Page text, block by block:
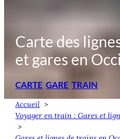
Carte des
et gares en
CARTE GARE TRAIN
Accueil
Voyager en train : Gares et